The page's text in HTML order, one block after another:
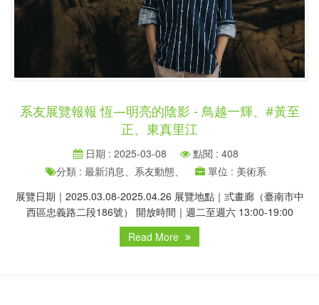
系友展覽報報 恆—明亮的陰影 - 鳥越一輝、#黃至
正、東真里江
日期 : 2025-03-08
點閱 : 408
分類 : 最新消息、系友動態、
單位 : 美術系
展覽日期｜2025.03.08-2025.04.26 展覽地點｜弎畫廊（臺南市中
西區忠義路二段186號） 開放時間｜週二至週六 13:00-19:00
Read More